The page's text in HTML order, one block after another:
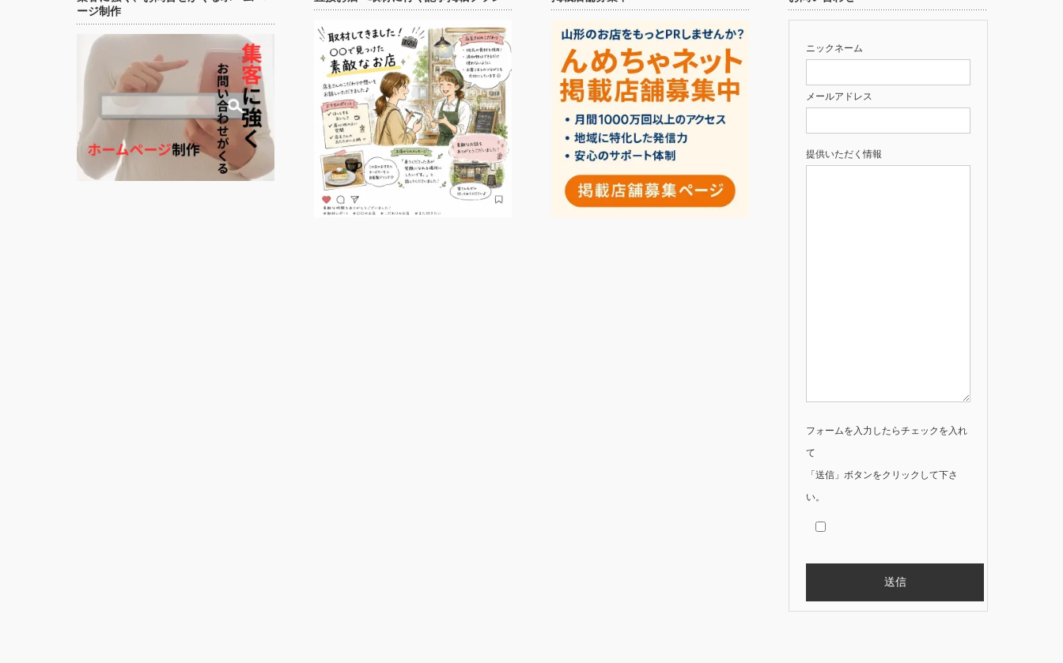
ージ制作
ニックネーム
メールアドレス
提供いただく情報
フォームを入力したらチェックを入れ
て
「送信」ボタンをクリックして下さ
い。